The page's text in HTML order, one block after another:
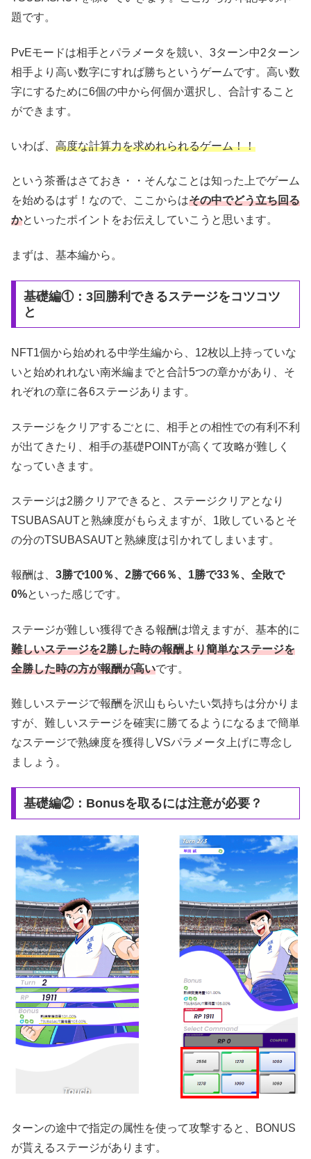
題です。
PvEモードは相手とパラメータを競い、3ターン中2ターン
相手より高い数字にすれば勝ちというゲームです。高い数
字にするために6個の中から何個か選択し、合計すること
ができます。
いわば、 高度な計算力を求めれられるゲーム！！
という茶番はさておき・・そんなことは知った上でゲーム
を始めるはず！なので、ここからはその中でどう立ち回る
かといったポイントをお伝えしていこうと思います。
まずは、基本編から。
基礎編①：3回勝利できるステージをコツコツ
と
NFT1個から始めれる中学生編から、12枚以上持っていな
いと始めれれない南米編までと合計5つの章かがあり、そ
れぞれの章に各6ステージあります。
ステージをクリアするごとに、相手との相性での有利不利
が出てきたり、相手の基礎POINTが高くて攻略が難しく
なっていきます。
ステージは2勝クリアできると、ステージクリアとなり
TSUBASAUTと熟練度がもらえますが、1敗しているとそ
の分のTSUBASAUTと熟練度は引かれてしまいます。
報酬は、 3勝で100％、2勝で66％、1勝で33％、全敗で
0%といった感じです。
ステージが難しい獲得できる報酬は増えますが、基本的に
難しいステージを2勝した時の報酬より簡単なステージを
全勝した時の方が報酬が高いです。
難しいステージで報酬を沢山もらいたい気持ちは分かりま
すが、難しいステージを確実に勝てるようになるまで簡単
なステージで熟練度を獲得しVSパラメータ上げに専念し
ましょう。
基礎編②：Bonusを取るには注意が必要？
ターンの途中で指定の属性を使って攻撃すると、BONUS
が貰えるステージがあります。